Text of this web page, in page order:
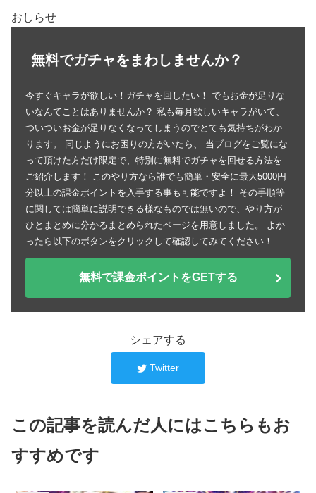
おしらせ
無料でガチャをまわしませんか？
今すぐキャラが欲しい！ガチャを回したい！ でもお金が足りな
いなんてことはありませんか？ 私も毎月欲しいキャラがいて、
ついついお金が足りなくなってしまうのでとても気持ちがわか
ります。 同じようにお困りの方がいたら、 当ブログをご覧にな
って頂けた方だけ限定で、特別に無料でガチャを回せる方法を
ご紹介します！ このやり方なら誰でも簡単・安全に最大5000円
分以上の課金ポイントを入手する事も可能ですよ！ その手順等
に関しては簡単に説明できる様なものでは無いので、やり方が
ひとまとめに分かるまとめられたページを用意しました。 よか
ったら以下のボタンをクリックして確認してみてください！
無料で課金ポイントをGETする
シェアする
Twitter
この記事を読んだ人にはこちらもお
すすめです